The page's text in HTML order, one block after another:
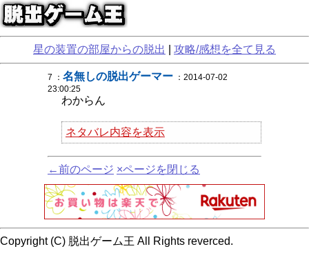
星の装置の部屋からの脱出 攻略/感想を全て見る
7 ： 名無しの脱出ゲーマー ：2014-07-02
23:00:25
わからん
ネタバレ内容を表示
←前のページ ×ページを閉じる
Copyright (C) 脱出ゲーム王 All Rights reverced.